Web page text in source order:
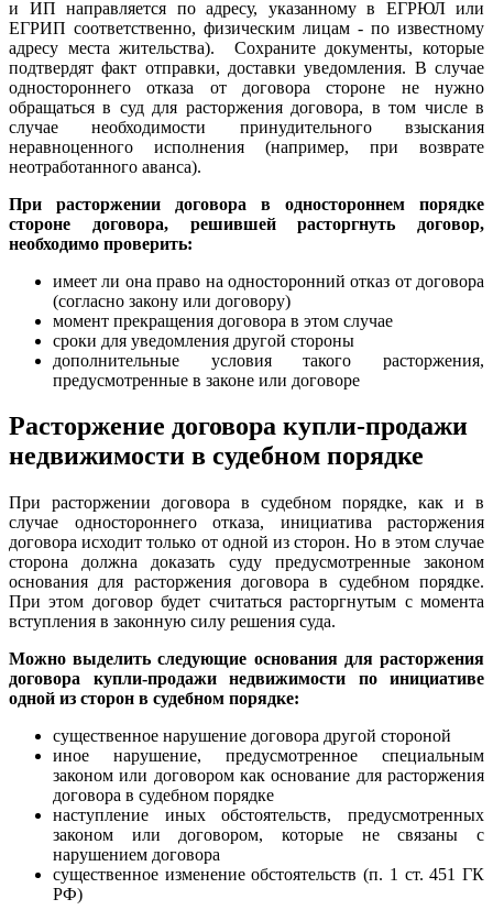
и ИП направляется по адресу, указанному в ЕГРЮЛ или
ЕГРИП соответственно, физическим лицам - по известному
адресу места жительства). Сохраните документы, которые
подтвердят факт отправки, доставки уведомления. В случае
одностороннего отказа от договора стороне не нужно
обращаться в суд для расторжения договора, в том числе в
случае необходимости принудительного взыскания
неравноценного исполнения (например, при возврате
неотработанного аванса).
При расторжении договора в одностороннем порядке
стороне договора, решившей расторгнуть договор,
необходимо проверить:
имеет ли она право на односторонний отказ от договора
(согласно закону или договору)
момент прекращения договора в этом случае
сроки для уведомления другой стороны
дополнительные условия такого расторжения,
предусмотренные в законе или договоре
Расторжение договора купли-продажи
недвижимости в судебном порядке
При расторжении договора в судебном порядке, как и в
случае одностороннего отказа, инициатива расторжения
договора исходит только от одной из сторон. Но в этом случае
сторона должна доказать суду предусмотренные законом
основания для расторжения договора в судебном порядке.
При этом договор будет считаться расторгнутым с момента
вступления в законную силу решения суда.
Можно выделить следующие основания для расторжения
договора купли-продажи недвижимости по инициативе
одной из сторон в судебном порядке:
существенное нарушение договора другой стороной
иное нарушение, предусмотренное специальным
законом или договором как основание для расторжения
договора в судебном порядке
наступление иных обстоятельств, предусмотренных
законом или договором, которые не связаны с
нарушением договора
существенное изменение обстоятельств (п. 1 ст. 451 ГК
РФ)